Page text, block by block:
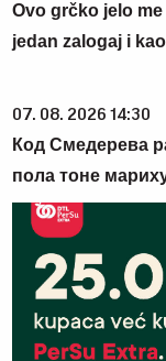
Ovo grčko jelo
jedan zalogaj i
07. 08. 2026 14:30
Код Смедерева
пола тоне